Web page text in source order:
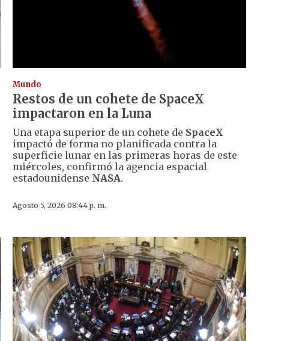
Mundo
Restos de un cohete de SpaceX
impactaron en la Luna
Una etapa superior de un cohete de SpaceX
impactó de forma no planificada contra la
superficie lunar en las primeras horas de este
miércoles, confirmó la agencia espacial
estadounidense NASA.
Agosto 5, 2026 08:44 p. m.